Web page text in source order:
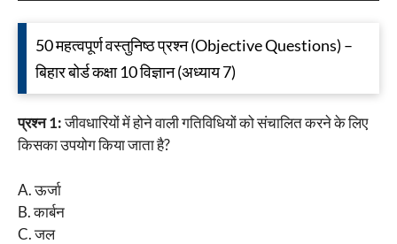
50 महत्वपूर्ण वस्तुनिष्ठ प्रश्न (Objective Questions) –
बिहार बोर्ड कक्षा 10 विज्ञान (अध्याय 7)
प्रश्न 1:जीवधारियों में होने वाली गतिविधियों को संचालित करने के लिए
किसका उपयोग किया जाता है?
A. ऊर्जा
B. कार्बन
C. जल